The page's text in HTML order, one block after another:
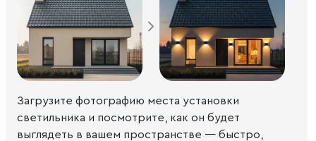
Загрузите фотографию места установки
светильника и посмотрите, как он будет
выглядеть в вашем пространстве — быстро,